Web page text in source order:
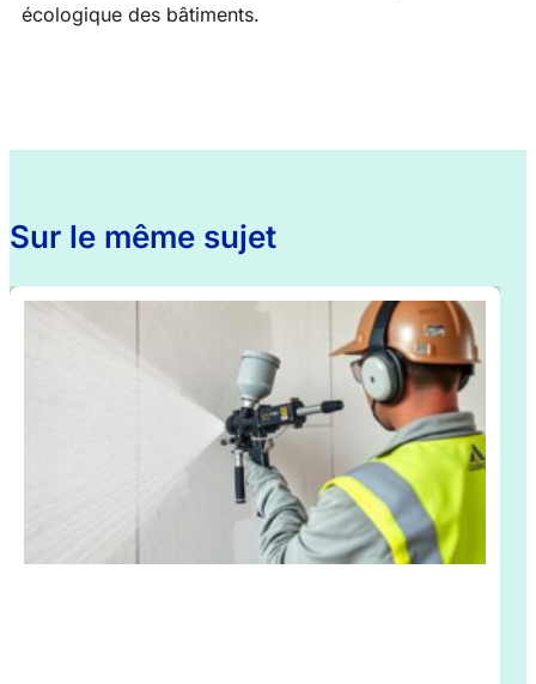
écologique des bâtiments.
Sur le même sujet